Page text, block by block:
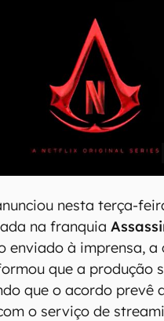
nesta terça-
na franquia
enviado à imprensa, a
que a produção
que o acordo prevê
o serviço de